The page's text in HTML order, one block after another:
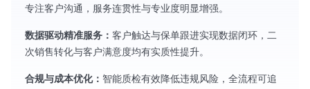
专注客户沟通，服务连贯性与专业度明显增强。
数据驱动精准服务： 客户触达与保单跟进实现数据闭环，二
次销售转化与客户满意度均有实质性提升。
合规与成本优化： 智能质检有效降低违规风险，全流程可追